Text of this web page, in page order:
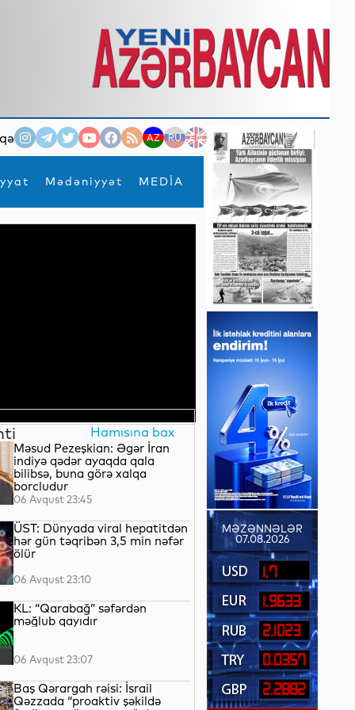
AZ RU EN
Mədəniyyət MEDİA
×
Hamısına bax
Məsud Pezeşkian: Əgər İran
indiyə qədər ayaqda qala
bilibsə, buna görə xalqa
borcludur
06 Avqust 23:45
ÜST: Dünyada viral hepatitdən
hər gün təqribən 3,5 min nəfər
ölür
06 Avqust 23:10
KL: “Qarabağ” səfərdən
məğlub qayıdır
06 Avqust 23:07
Baş Qərargah rəisi: İsrail
Qəzzada “proaktiv şəkildə
MƏZƏNNƏLƏR
07.08.2026
1.7
1.9633
2.1023
0.0357
2.2882